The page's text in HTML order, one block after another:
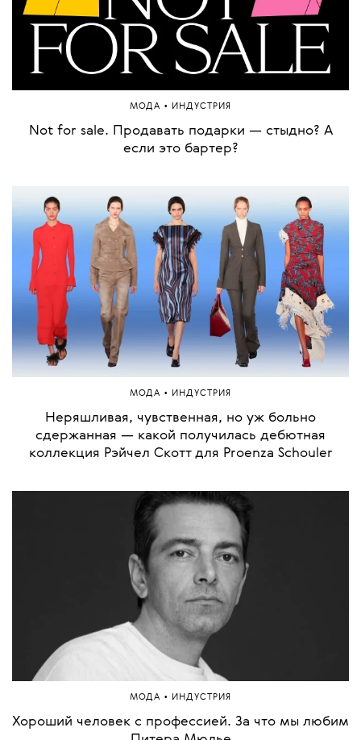
МОДА • ИНДУСТРИЯ
Not for sale. Продавать подарки — стыдно? А
если это бартер?
МОДА • ИНДУСТРИЯ
Неряшливая, чувственная, но уж больно
сдержанная — какой получилась дебютная
коллекция Рэйчел Скотт для Proenza Schouler
МОДА • ИНДУСТРИЯ
Хороший человек с профессией. За что мы любим